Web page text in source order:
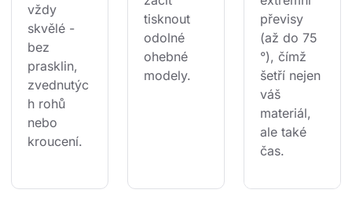
vždy
skvělé -
bez
prasklin,
zvednutýc
h rohů
nebo
kroucení.
tisknout
odolné
ohebné
modely.
převisy
(až do 75
°), čímž
šetří nejen
váš
materiál,
ale také
čas.